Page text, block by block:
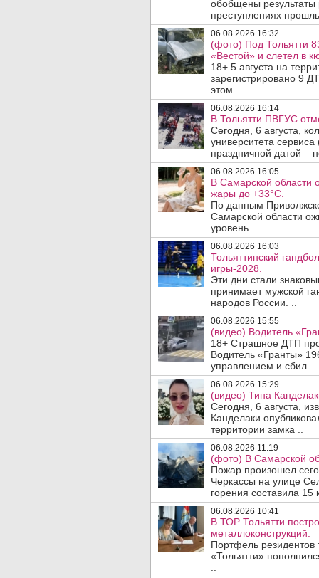
обобщены результаты
преступлениях
06.08.2026 16:32
(фото) Под Тольятти
«Вестой» и слетел в
18+ 5 августа на
зарегистрировано 9
этом ..
06.08.2026 16:14
В Тольятти ПВГУС
Сегодня, 6 августа,
университета
праздничной датой –
06.08.2026 16:05
В Самарской области
жары до +33°C.
По данным
Самарской области
уровень ..
06.08.2026 16:03
Тольяттинский
игры-2028.
Эти дни стали
принимает мужской
народов России. ..
06.08.2026 15:55
(видео) Водитель
18+ Страшное ДТП
Водитель «Гранты»
управлением и сбил ..
06.08.2026 15:29
(видео) Тина
Сегодня, 6 августа,
Канделаки
территории замка ..
06.08.2026 11:19
(фото) В Самарской
Пожар произошел
Черкассы на улице
горения составила 15
06.08.2026 10:41
В ТОР Тольятти
металлоконструкций.
Портфель
«Тольятти»